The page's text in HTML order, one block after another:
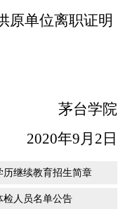
原单位离职证明
茅台学院
2020年9月2日
历继续教育招生简章
检人员名单公告